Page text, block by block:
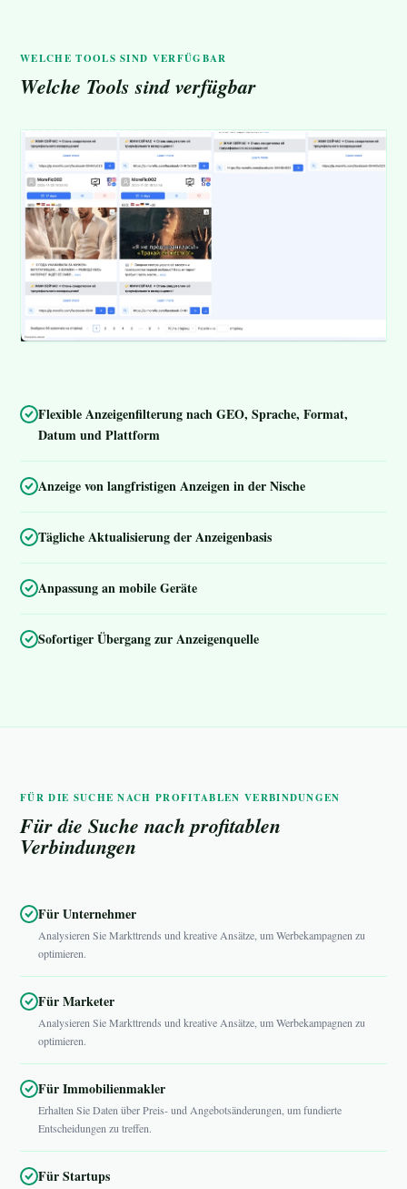
WELCHE TOOLS SIND VERFÜGBAR
Welche Tools sind verfügbar
Flexible Anzeigenfilterung nach GEO, Sprache, Format,
Datum und Plattform
Anzeige von langfristigen Anzeigen in der Nische
Tägliche Aktualisierung der Anzeigenbasis
Anpassung an mobile Geräte
Sofortiger Übergang zur Anzeigenquelle
FÜR DIE SUCHE NACH PROFITABLEN VERBINDUNGEN
Für die Suche nach profitablen
Verbindungen
Für Unternehmer
Analysieren Sie Markttrends und kreative Ansätze, um Werbekampagnen zu
optimieren.
Für Marketer
Analysieren Sie Markttrends und kreative Ansätze, um Werbekampagnen zu
optimieren.
Für Immobilienmakler
Erhalten Sie Daten über Preis- und Angebotsänderungen, um fundierte
Entscheidungen zu treffen.
Für Startups